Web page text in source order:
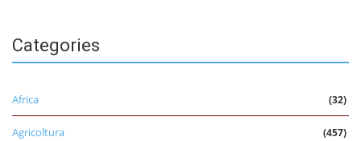
Categories
Africa (32)
Agricoltura (457)